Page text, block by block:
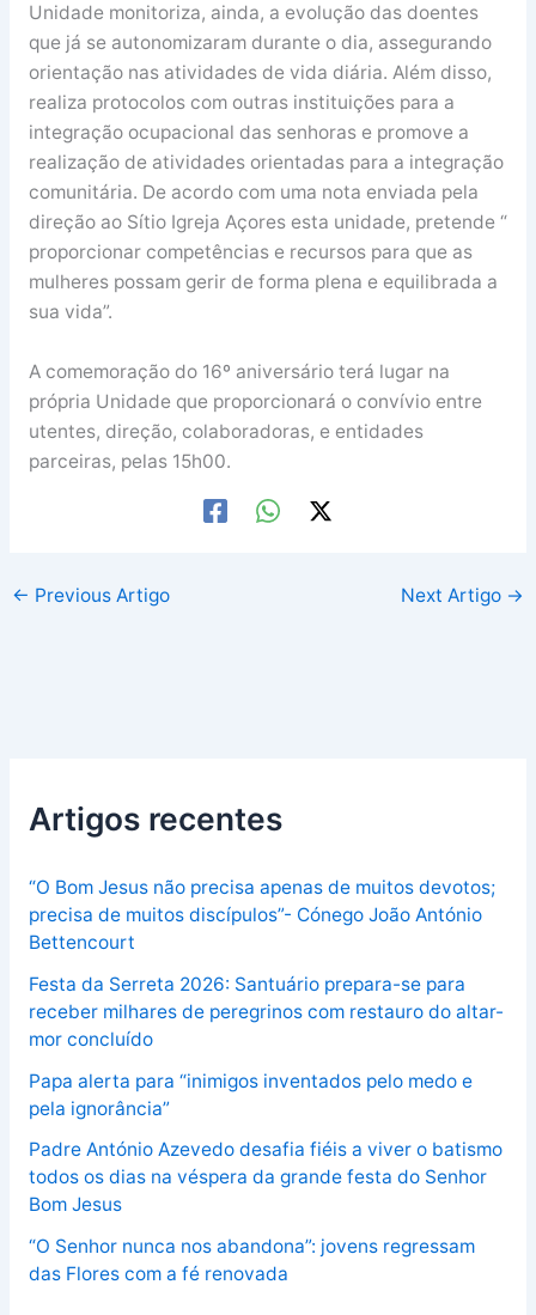
Unidade monitoriza, ainda, a evolução das doentes
que já se autonomizaram durante o dia, assegurando
orientação nas atividades de vida diária. Além disso,
realiza protocolos com outras instituições para a
integração ocupacional das senhoras e promove a
realização de atividades orientadas para a integração
comunitária. De acordo com uma nota enviada pela
direção ao Sítio Igreja Açores esta unidade, pretende “
proporcionar competências e recursos para que as
mulheres possam gerir de forma plena e equilibrada a
sua vida”.
A comemoração do 16º aniversário terá lugar na
própria Unidade que proporcionará o convívio entre
utentes, direção, colaboradoras, e entidades
parceiras, pelas 15h00.
← Previous Artigo Next Artigo →
Artigos recentes
“O Bom Jesus não precisa apenas de muitos devotos;
precisa de muitos discípulos”- Cónego João António
Bettencourt
Festa da Serreta 2026: Santuário prepara-se para
receber milhares de peregrinos com restauro do altar-
mor concluído
Papa alerta para “inimigos inventados pelo medo e
pela ignorância”
Padre António Azevedo desafia fiéis a viver o batismo
todos os dias na véspera da grande festa do Senhor
Bom Jesus
“O Senhor nunca nos abandona”: jovens regressam
das Flores com a fé renovada